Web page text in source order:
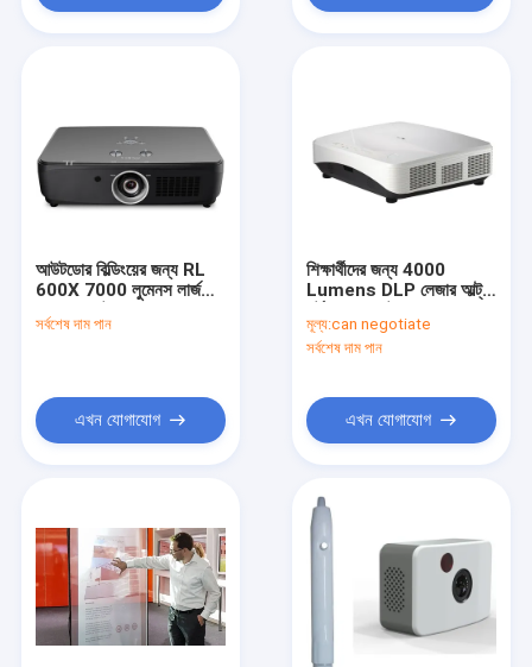
পণ্য
আমাদের সম্পর্কে
কারখানা ভ্রমণ
আউটডোর বিল্ডিংয়ের জন্য RL
600X 7000 লুমেনস লার্জ
সর্বশেষ দাম পান
এখন যোগাযোগ
শিক্ষার্থীদের জন্য 4000
Lumens DLP লেজার আল্ট্রা
মূল্য:can negotiate
সর্বশেষ দাম পান
এখন যোগাযোগ